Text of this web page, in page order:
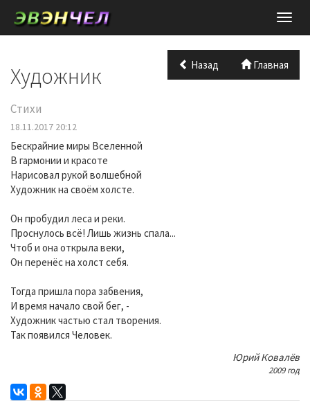
Главная
Назад
Художник
Стихи
18.11.2017 20:12
Бескрайние миры Вселенной
В гармонии и красоте
Нарисовал рукой волшебной
Художник на своём холсте.
Он пробудил леса и реки.
Проснулось всё! Лишь жизнь спала...
Чтоб и она открыла веки,
Он перенёс на холст себя.
Тогда пришла пора забвения,
И время начало свой бег, -
Художник частью стал творения.
Так появился Человек.
Юрий Ковалёв
2009 год